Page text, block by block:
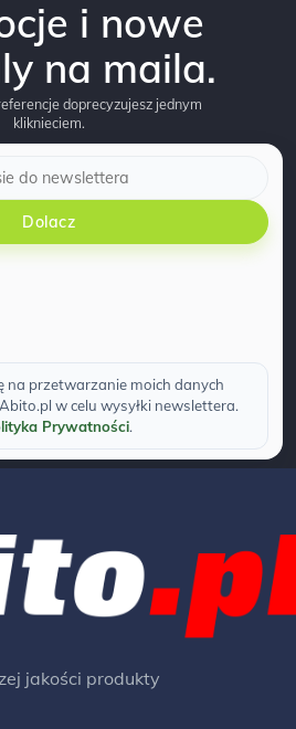
i nowe
na maila.
doprecyzujesz jednym
kliknieciem.
Dolacz
na przetwarzanie moich danych
w celu wysyłki newslettera.
Prywatności.
jakości produkty